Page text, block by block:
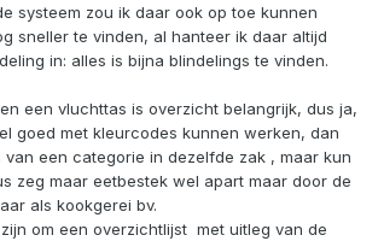
systeem zou ik daar ook op toe kunnen
sneller te vinden, al hanteer ik daar altijd
in: alles is bijna blindelings te vinden.
een vluchttas is overzicht belangrijk, dus ja,
goed met kleurcodes kunnen werken, dan
een categorie in dezelfde zak , maar kun
zeg maar eetbestek wel apart maar door de
als kookgerei bv.
om een overzichtlijst met uitleg van de